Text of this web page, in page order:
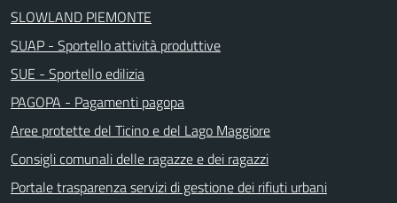
SLOWLAND PIEMONTE
SUAP - Sportello attività produttive
SUE - Sportello edilizia
PAGOPA - Pagamenti pagopa
Aree protette del Ticino e del Lago Maggiore
Consigli comunali delle ragazze e dei ragazzi
Portale trasparenza servizi di gestione dei rifiuti urbani